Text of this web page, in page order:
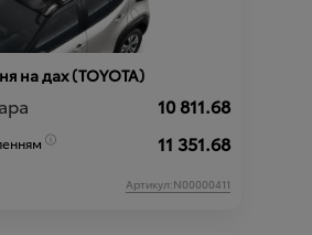
на дах (TOYOTA)
10 811.68
11 351.68
Артикул:N00000411